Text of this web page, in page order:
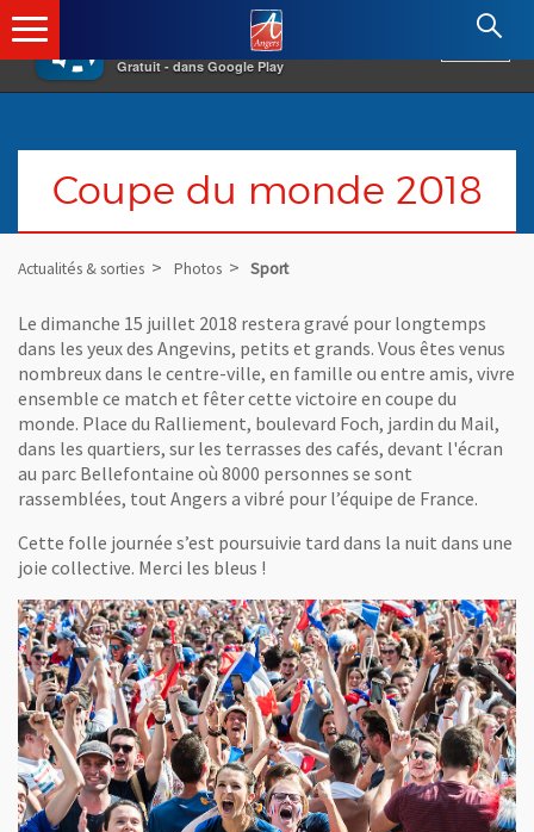
×
Gratuit - dans Google Play
Angers.fr : Retour à l'accueil
Coupe du monde 2018
Actualités & sorties Photos Sport
Le dimanche 15 juillet 2018 restera gravé pour longtemps
dans les yeux des Angevins, petits et grands. Vous êtes venus
nombreux dans le centre-ville, en famille ou entre amis, vivre
ensemble ce match et fêter cette victoire en coupe du
monde. Place du Ralliement, boulevard Foch, jardin du Mail,
dans les quartiers, sur les terrasses des cafés, devant l'écran
au parc Bellefontaine où 8000 personnes se sont
rassemblées, tout Angers a vibré pour l’équipe de France.
Cette folle journée s’est poursuivie tard dans la nuit dans une
joie collective. Merci les bleus !